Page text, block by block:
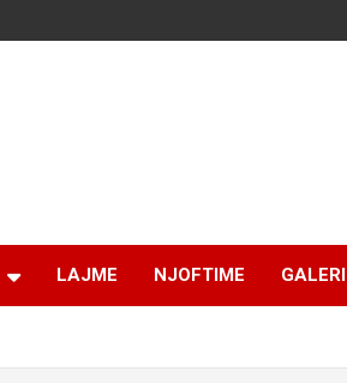
LAJME NJOFTIME GALERI